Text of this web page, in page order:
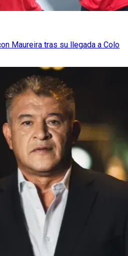
Maureira tras su llegada a Colo